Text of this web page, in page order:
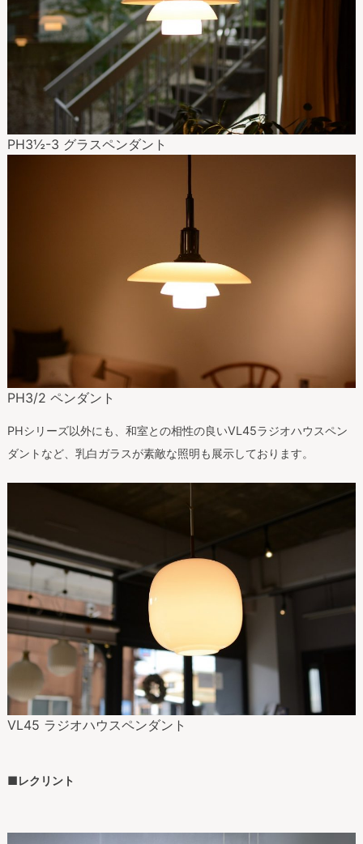
PH3½-3 グラスペンダント
PH3/2 ペンダント
PHシリーズ以外にも、和室との相性の良いVL45ラジオハウスペン
ダントなど、乳白ガラスが素敵な照明も展示しております。
VL45 ラジオハウスペンダント
■レクリント